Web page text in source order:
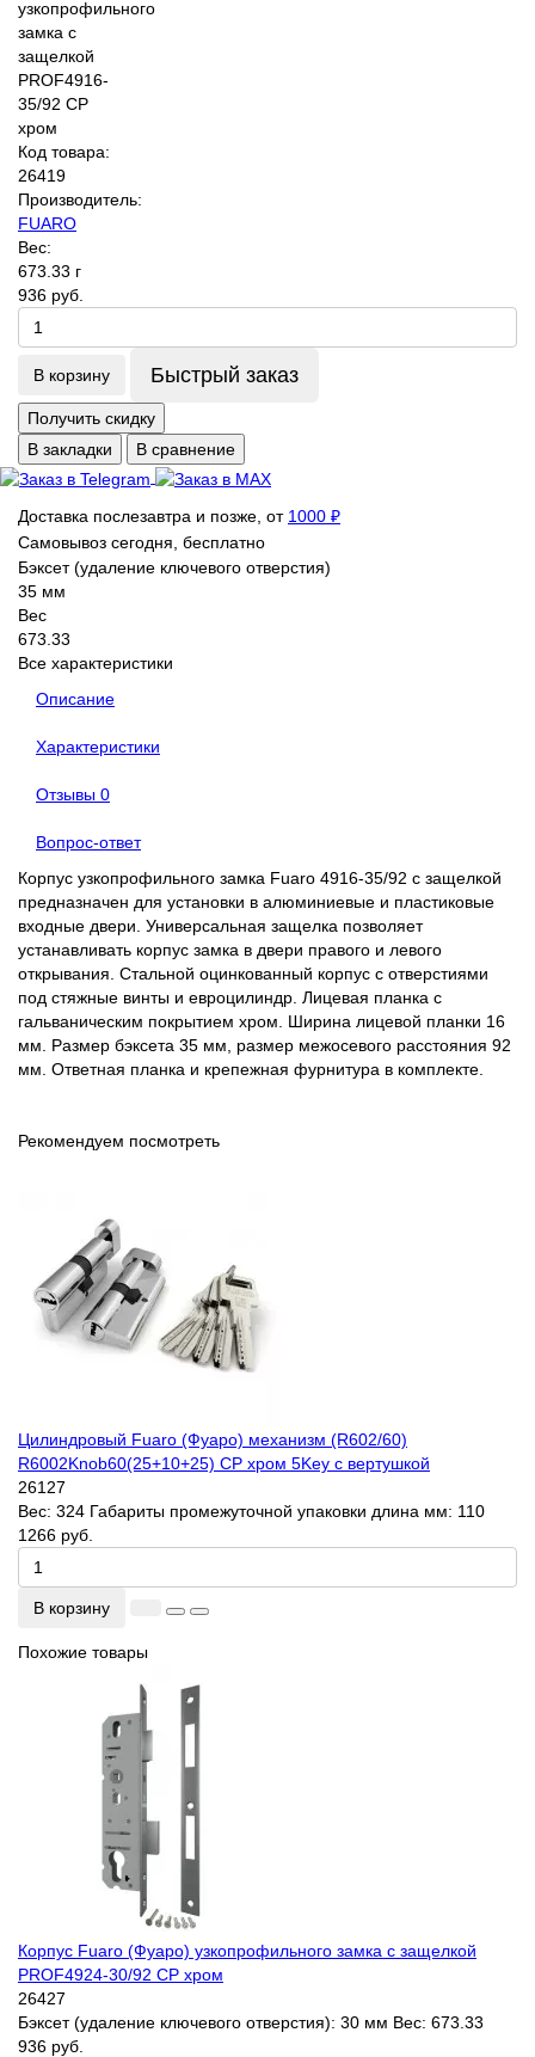
Код товара:
26419
Производитель:
FUARO
Вес:
673.33 г
936 руб.
В корзину Быстрый заказ
Получить скидку
В закладки
В сравнение
Доставка послезавтра и позже, от 1000 ₽
Самовывоз сегодня, бесплатно
Бэксет (удаление ключевого отверстия)
35 мм
Вес
673.33
Все характеристики
Описание
Характеристики
Отзывы 0
Вопрос-ответ
Корпус узкопрофильного замка Fuaro 4916-35/92 с защелкой
предназначен для установки в алюминиевые и пластиковые
входные двери. Универсальная защелка позволяет
устанавливать корпус замка в двери правого и левого
открывания. Стальной оцинкованный корпус с отверстиями
под стяжные винты и евроцилиндр. Лицевая планка с
гальваническим покрытием хром. Ширина лицевой планки 16
мм. Размер бэксета 35 мм, размер межосевого расстояния 92
мм. Ответная планка и крепежная фурнитура в комплекте.
Рекомендуем посмотреть
Цилиндровый Fuaro (Фуаро) механизм (R602/60)
R6002Knob60(25+10+25) CP хром 5Key с вертушкой
26127
Вес: 324 Габариты промежуточной упаковки длина мм: 110
1266 руб.
В корзину
Похожие товары
Корпус Fuaro (Фуаро) узкопрофильного замка с защелкой
PROF4924-30/92 CP хром
26427
Бэксет (удаление ключевого отверстия): 30 мм Вес: 673.33
936 руб.